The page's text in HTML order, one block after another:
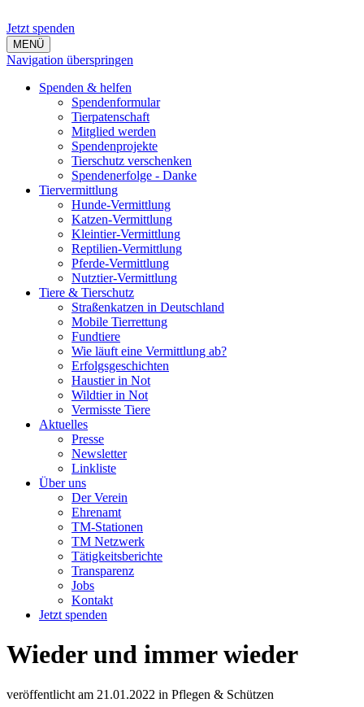
Jetzt spenden
MENÜ
Navigation überspringen
Spenden & helfen
Spendenformular
Tierpatenschaft
Mitglied werden
Spendenprojekte
Tierschutz verschenken
Spendenerfolge - Danke
Tiervermittlung
Hunde-Vermittlung
Katzen-Vermittlung
Kleintier-Vermittlung
Reptilien-Vermittlung
Pferde-Vermittlung
Nutztier-Vermittlung
Tiere & Tierschutz
Straßenkatzen in Deutschland
Mobile Tierrettung
Fundtiere
Wie läuft eine Vermittlung ab?
Erfolgsgeschichten
Haustier in Not
Wildtier in Not
Vermisste Tiere
Aktuelles
Presse
Newsletter
Linkliste
Über uns
Der Verein
Ehrenamt
TM-Stationen
TM Netzwerk
Tätigkeitsberichte
Transparenz
Jobs
Kontakt
Jetzt spenden
Wieder und immer wieder
veröffentlicht am 21.01.2022 in Pflegen & Schützen